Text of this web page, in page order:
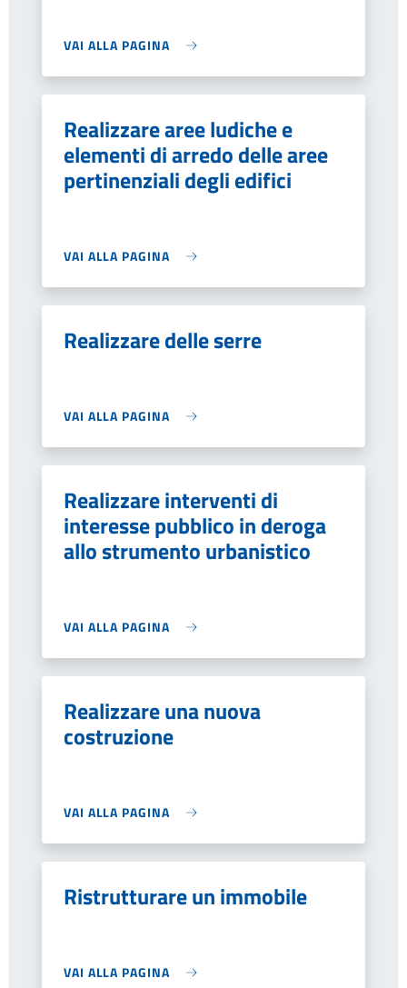
VAI ALLA PAGINA
Realizzare aree ludiche e
elementi di arredo delle aree
pertinenziali degli edifici
VAI ALLA PAGINA
Realizzare delle serre
VAI ALLA PAGINA
Realizzare interventi di
interesse pubblico in deroga
allo strumento urbanistico
VAI ALLA PAGINA
Realizzare una nuova
costruzione
VAI ALLA PAGINA
Ristrutturare un immobile
VAI ALLA PAGINA